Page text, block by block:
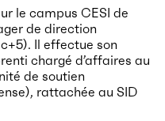
le campus CESI de
de direction
Il effectue son
chargé d’affaires au
de soutien
rattachée au SID